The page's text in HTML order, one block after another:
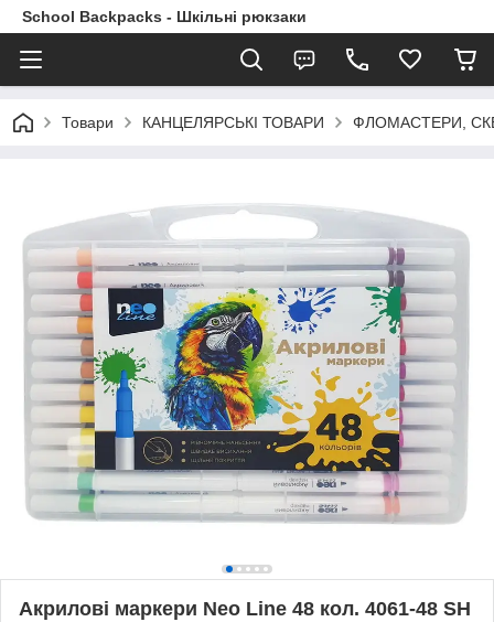
School Backpacks - Шкільні рюкзаки
Товари КАНЦЕЛЯРСЬКІ ТОВАРИ ФЛОМАСТЕРИ,
Акрилові маркери Neo Line 48 кол. 4061-48 SH